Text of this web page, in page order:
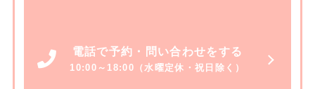
電話で予約・問い合わせをする
10:00～18:00（水曜定休・祝日除く）